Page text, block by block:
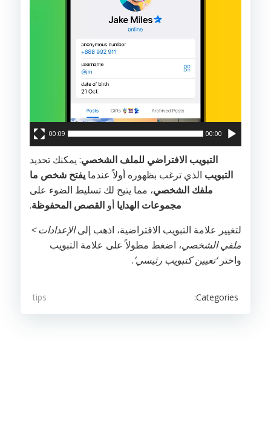
00:00
00:09
التبويب الافتراضي للملف الشخصي: يمكنك تحديد
التبويب الذي ترغب بظهوره أولاً عندما يفتح شخص ما
ملفك الشخصي، مما يتيح لك تسليط الضوء على
مجموعات الهدايا أو القصص المحفوظة.
لتغيير علامة التبويب الافتراضية، اذهب إلىالإعدادات >
ملفي الشخصي، اضغط مطولاً على علامة التبويب
واختر‘تعيين كتبويب رئيسي’.
Categories:
tips